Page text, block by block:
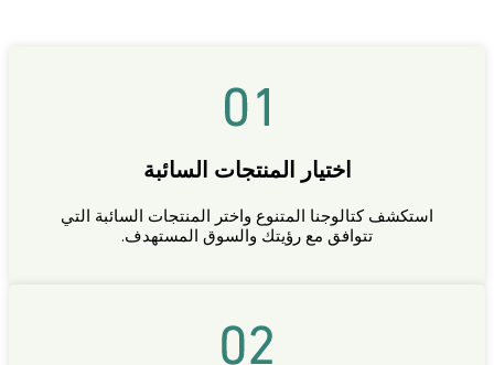
اختيار المنتجات السائبة
استكشف كتالوجنا المتنوع واختر المنتجات السائبة التي
تتوافق مع رؤيتك والسوق المستهدف.